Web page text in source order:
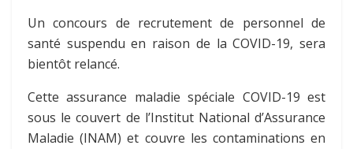
Un concours de recrutement de personnel de
santé suspendu en raison de la COVID-19, sera
bientôt relancé.
Cette assurance maladie spéciale COVID-19 est
sous le couvert de l’Institut National d’Assurance
Maladie (INAM) et couvre les contaminations en